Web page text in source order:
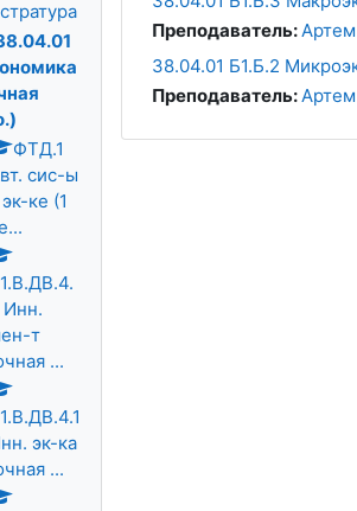
Преподаватель:
38.04.01 Б1.Б.2
Преподаватель:
ФТД.1
сис-ы
ке (1
Инн.
т
...
эк-ка
...